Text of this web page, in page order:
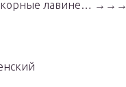
лавине… →→→